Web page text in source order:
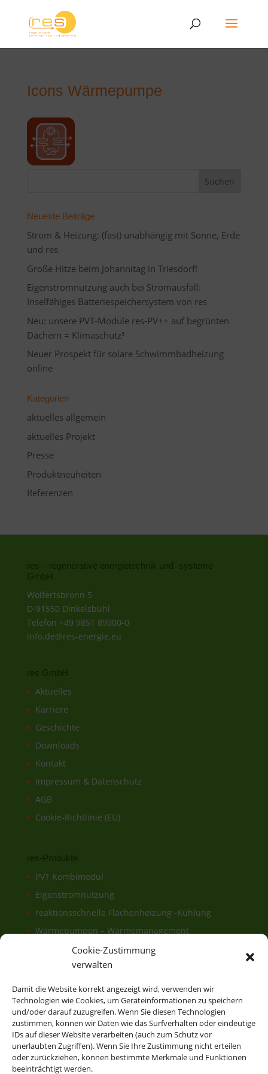
Cookie-Zustimmung
verwalten
Damit die Website korrekt angezeigt wird, verwenden wir
Technologien wie Cookies, um Geräteinformationen zu speichern
und/oder darauf zuzugreifen. Wenn Sie diesen Technologien
zustimmen, können wir Daten wie das Surfverhalten oder eindeutige
IDs auf dieser Website verarbeiten (auch zum Schutz vor
unerlaubten Zugriffen). Wenn Sie Ihre Zustimmung nicht erteilen
oder zurückziehen, können bestimmte Merkmale und Funktionen
beeinträchtigt werden.
Icons Wärmepumpe
Neueste Beiträge
Strom & Heizung: (fast) unabhängig mit Sonne, Erde
und res
Große Hitze beim Johannitag in Triesdorf!
Eigenstromnutzung auch bei Stromausfall:
Inselfähiges Batteriespeichersystem von res
Neu: unsere PVT-Module res-PV++ auf begrünten
Dächern = Klimaschutz³
Neuer Prospekt für solare Schwimmbadheizung
online
Kategorien
aktuelles allgemein
aktuelles Projekt
Presse
Produktneuheiten
Referenzen
res – regenerative energietechnik und -systeme
GmbH
Wolfertsbronn 5
D-91550 Dinkelsbühl
Telefon +49 9851 89900-0
info.de@res-energie.eu
res GmbH
Aktuelles
Karriere
Geschichte
Downloads
Kontakt
Impressum & Datenschutz
AGB
Cookie-Richtlinie (EU)
res-Produkte
PVT Kombimodul
Eigenstromnutzung
reaktionsschnelle Flächenheizung -Kühlung
Wärmepumpen – Wärmemanagement
Elektronisches & hydraulisches
Energiemanagement
EisSpeicher
Erdwärmeanlage
res-Energiesysteme für Gebäude und Schwimmbäder